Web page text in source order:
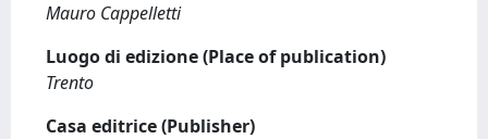
Mauro Cappelletti
Luogo di edizione (Place of publication)
Trento
Casa editrice (Publisher)